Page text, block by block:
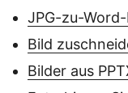
JPG-zu-
Bild
Bilder aus